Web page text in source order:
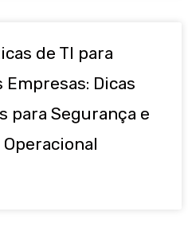
de TI para
Empresas: Dicas
para Segurança e